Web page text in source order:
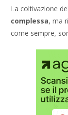
La coltivazione
complessa, ma
come sempre,